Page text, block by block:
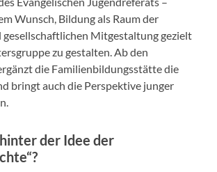
Wunsch, Bildung als Raum der
gesellschaftlichen Mitgestaltung gezielt
zu gestalten. Ab den
die Familienbildungsstätte die
bringt auch die Perspektive junger
der Idee der